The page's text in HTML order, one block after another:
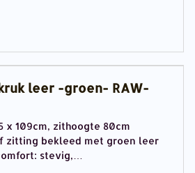
leer -groen- RAW-
x 109cm, zithoogte 80cm
zitting bekleed met groen leer
stevig,…